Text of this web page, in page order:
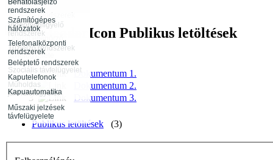
Rendészeti
tevékenység
Rendezvénybiztosítás
Tűzjelző rendszerek
távfelügyelete
Őrjárat ellenőrző
rendszerek
távfelügyelete
Szociális távfelügyelet
Műholdas
járműfelügyelet
Műszaki jelzések
távfelügyelete
Behatolásjelző
rendszerek
Videómegfigyelő
rendszerek
Tűzjelző rendszerek
Beléptető rendszerek
Kaputelefonok
Kapuautomatika
Infokommunikáció
Számítógépes
hálózatok
Telefonalközponti
rendszerek
Publikus letöltések
1
Dokumentum 1.
2
Dokumentum 2.
3
Dokumentum 3.
Publikus letöltések (3)